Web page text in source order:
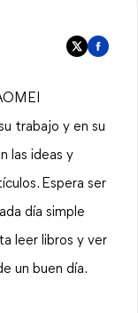
trabajo y en su
las ideas y
Espera ser
día simple
leer libros y ver
un buen día.